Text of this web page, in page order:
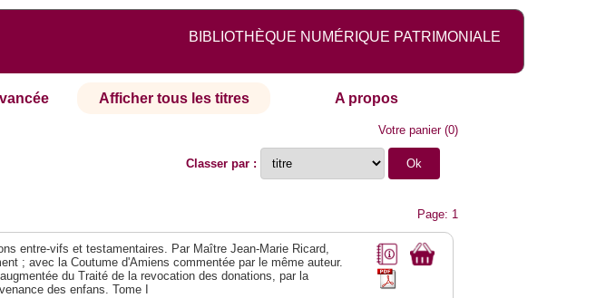
BIBLIOTHÈQUE NUMÉRIQUE PATRIMONIALE
Afficher tous les titres A propos
Votre panier(0)
Classer par :
Page: 1
entre-vifs et testamentaires. Par Maître Jean-Marie Ricard,
; avec la Coutume d'Amiens commentée par le même auteur.
du Traité de la revocation des donations, par la
des enfans. Tome I